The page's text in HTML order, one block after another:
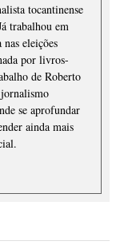
tocantinense
trabalhou em
eleições
por livros-
de Roberto
se aprofundar
ainda mais